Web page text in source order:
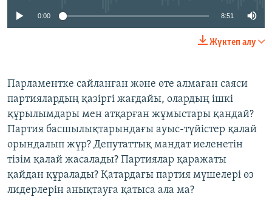
0:00 8:51
Жүктеп алу
Парламентке сайланған және өте алмаған саяси
партиялардың қазіргі жағдайы, олардың ішкі
құрылымдары мен атқарған жұмыстары қандай?
Партия басшылықтарындағы ауыс-түйістер қалай
орындалып жүр? Депутаттық мандат иеленетін
тізім қалай жасалады? Партиялар қаражаты
қайдан құралады? Қатардағы партия мүшелері өз
лидерлерін анықтауға қатыса ала ма?